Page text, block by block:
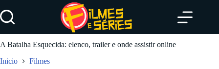
para
o
A Batalha Esquecida: elenco, trailer e onde assistir online
Inicio Filmes